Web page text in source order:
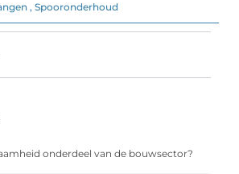
, Spooronderhoud
onderdeel van de bouwsector?